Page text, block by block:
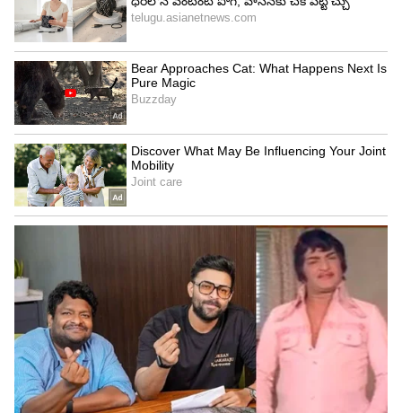
తను చాలా మంది ఫ్రెండ్స్ ఉన్నారని, మేల్స్ లోనూ మంచి
స్నేహితులు ఉన్నారని తెలిపింది. తన కెరీర్ లో ముందుకు
వెళ్లడానికి వారు ఎప్పుడూ సహకరిస్తూనే ఉంటారని
చెప్పుకొచ్చింది. వారి ప్రోత్సాహం ఎప్పుడూ ఉంటుందంది.
అందుకే సమయం ఉన్నప్పుడల్లా ఫ్రెండ్స్ తో కలిసి వెకేషన్లకు
వెళ్తుంటానని చెప్పింది.
5